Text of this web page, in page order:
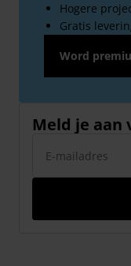
Hogere
Gratis
Word
Meld je aan